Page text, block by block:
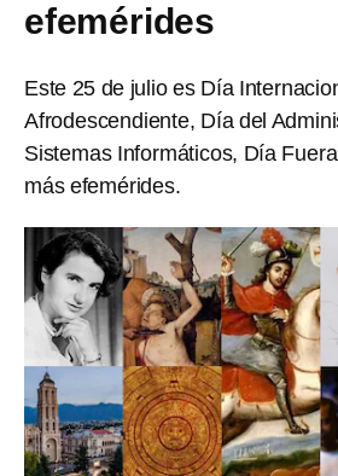
efemérides
Este 25 de julio es Día
Afrodescendiente, Día del
Sistemas Informáticos, Día
más efemérides.